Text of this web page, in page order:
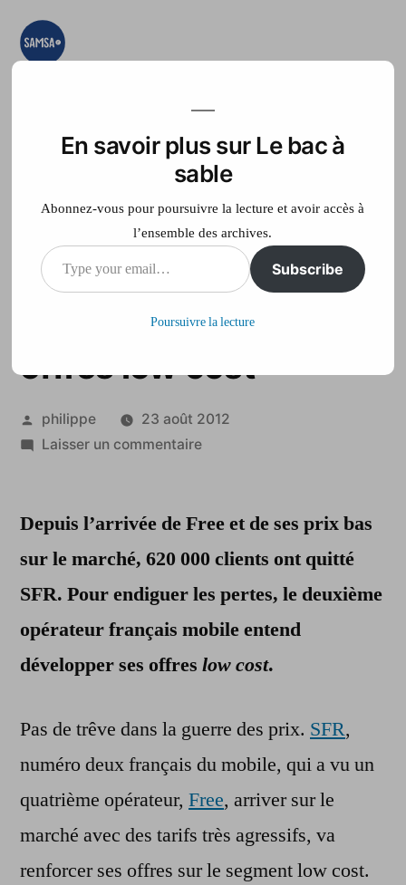
Aller
teste, on expérimente
Accueil France Télé
Pour contrecarrer Free,
SFR renforce ses
offres low cost
Publié
par
philippe
23 août 2012
Laisser un commentairesur
Free,
renforce
ses
offres
cost
Depuis l’arrivée de Free et de ses prix bas
sur le marché, 620 000 clients ont quitté
SFR. Pour endiguer les pertes, le deuxième
opérateur français mobile entend
développer ses offres low cost.
Pas de trêve dans la guerre des prix. SFR,
numéro deux français du mobile, qui a vu un
quatrième opérateur, Free, arriver sur le
marché avec des tarifs très agressifs, va
renforcer ses offres sur le segment low cost.
En savoir plus sur Le bac à
sable
Abonnez-vous pour poursuivre la lecture et avoir accès à
l’ensemble des archives.
Type
your
Subscribe
Poursuivre la lecture